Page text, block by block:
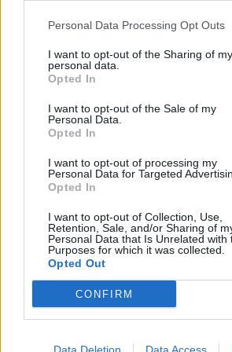
Personal Data Processing Opt Outs
I want to opt-out of the Sharing of my
personal data.
Opted In
I want to opt-out of the Sale of my
Personal Data.
Opted In
I want to opt-out of processing my
Personal Data for Targeted
Opted In
I want to opt-out of Collection, Use,
Retention, Sale, and/or Sharing of
Personal Data that Is Unrelated with
Purposes for which it was collected.
Opted Out
CONFIRM
Από Κεφαλονιά... Σαντορίνη! Η φωτό
της Καλομοίρας με την οικογένειά
SHOWBIZ
«Τον είδα μπροστά μου, λαμπερό…»
Χριστό και έζησε το θαύμα
SHOWBIZ
Ξέσπασε η Ναταλί Κάκκαβα: «Πόσο
ενοχλητικοί μπορείτε να γίνετε;»
Μάλια: «Παλεύαμε επί 15 λεπτά να
επαναφέρουμε», λέει ο
που πνίγηκε